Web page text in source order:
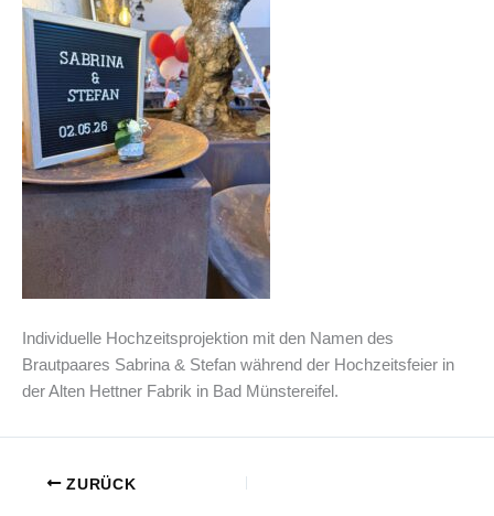
Individuelle Hochzeitsprojektion mit den Namen des
Brautpaares Sabrina & Stefan während der Hochzeitsfeier in
der Alten Hettner Fabrik in Bad Münstereifel.
ZURÜCK